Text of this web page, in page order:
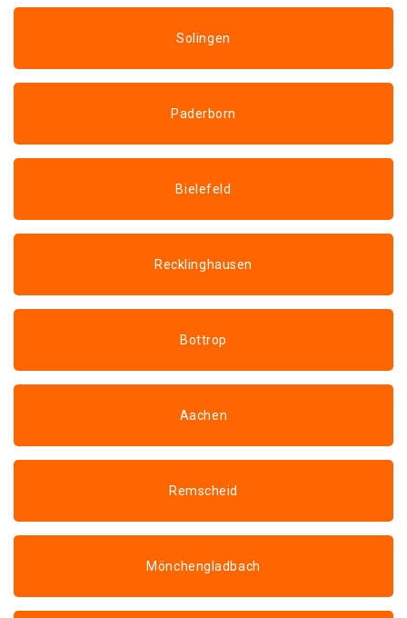
Solingen
Paderborn
Bielefeld
Recklinghausen
Bottrop
Aachen
Remscheid
Mönchengladbach